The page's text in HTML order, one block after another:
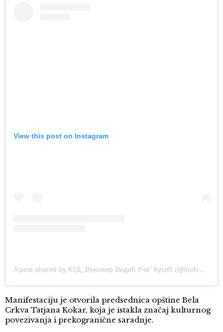
View this post on Instagram
Manifestaciju je otvorila predsednica opštine Bela
Crkva Tatjana Kokar, koja je istakla značaj kulturnog
povezivanja i prekogranične saradnje.